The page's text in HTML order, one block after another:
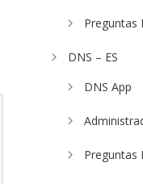
Preguntas
DNS – ES
DNS App
Preguntas